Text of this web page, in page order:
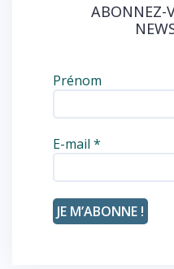
ABONNEZ-
Prénom
E-mail *